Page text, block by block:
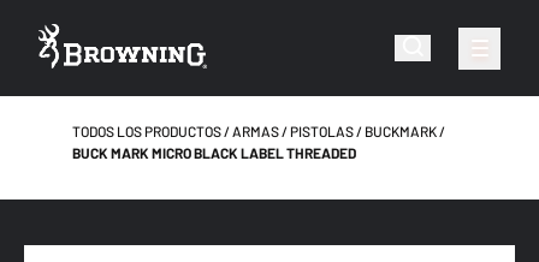
TODOS LOS PRODUCTOS ARMAS PISTOLAS
BUCKMARK
BUCK MARK MICRO BLACK LABEL THREADED